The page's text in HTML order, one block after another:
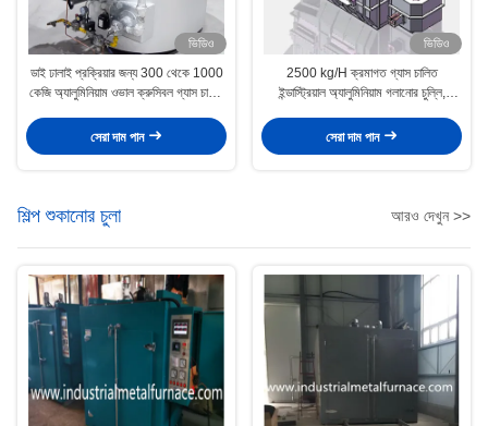
ভিডিও
ডাই ঢালাই প্রক্রিয়ার জন্য 300 থেকে 1000
কেজি অ্যালুমিনিয়াম ওভাল ক্রুসিবল গ্যাস চালিত
সেরা দাম পান
ভিডিও
2500 kg/H ক্রমাগত গ্যাস চালিত
ইন্ডাস্ট্রিয়াল অ্যালুমিনিয়াম গলানোর চুল্লি,
সেরা দাম পান
শিল্প শুকানোর চুলা আরও দেখুন >>